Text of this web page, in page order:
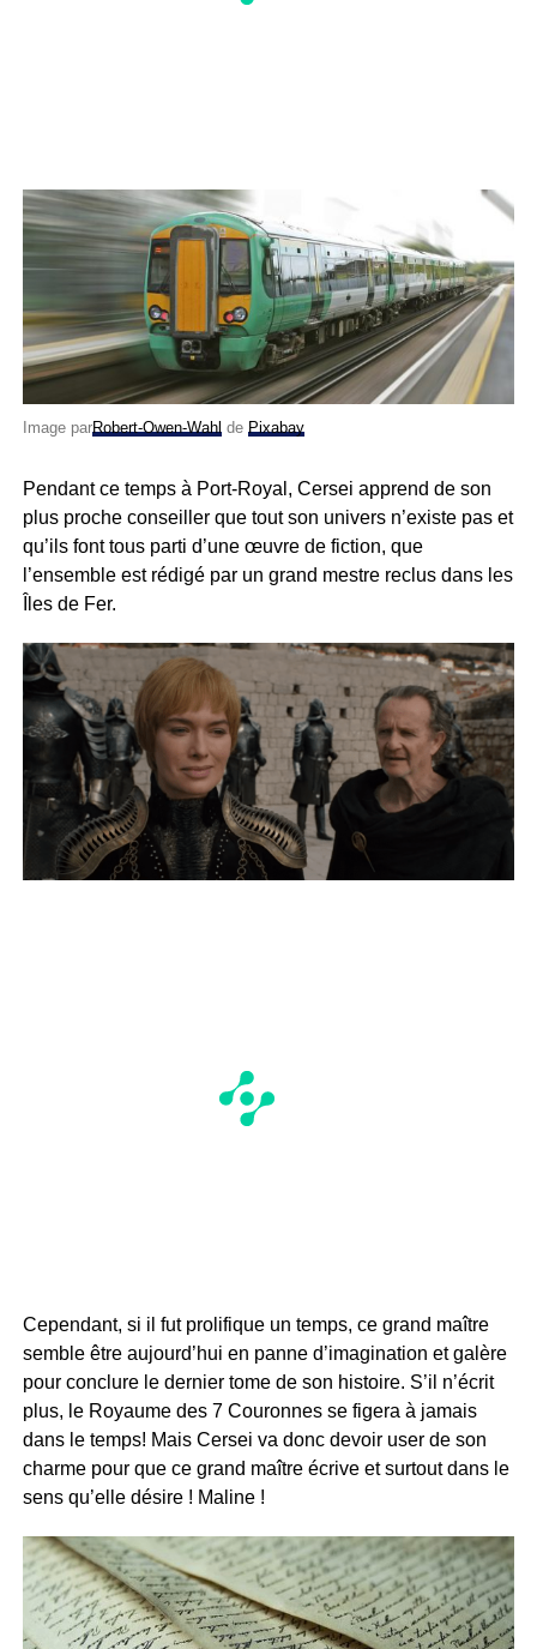
Image parRobert-Owen-Wahl de Pixabay
Pendant ce temps à Port-Royal, Cersei apprend de son
plus proche conseiller que tout son univers n’existe pas et
qu’ils font tous parti d’une œuvre de fiction, que
l’ensemble est rédigé par un grand mestre reclus dans les
Îles de Fer.
Cependant, si il fut prolifique un temps, ce grand maître
semble être aujourd’hui en panne d’imagination et galère
pour conclure le dernier tome de son histoire. S’il n’écrit
plus, le Royaume des 7 Couronnes se figera à jamais
dans le temps! Mais Cersei va donc devoir user de son
charme pour que ce grand maître écrive et surtout dans le
sens qu’elle désire ! Maline !